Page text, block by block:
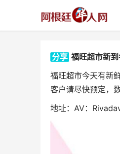
分享 福旺超市新
福旺超市今天有新
客户请尽快预定，
地址：AV：
福旺超市新到各种新鲜